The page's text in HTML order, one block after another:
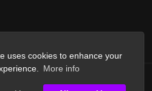
uses cookies to enhance your
More info
reserved.